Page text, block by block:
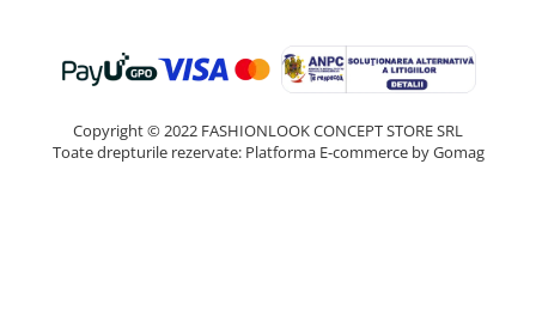
Copyright © 2022 FASHIONLOOK CONCEPT STORE SRL
Toate drepturile rezervate: Platforma E-commerce by Gomag